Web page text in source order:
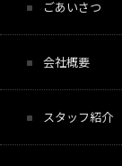
ごあいさつ
会社概要
スタッフ紹介